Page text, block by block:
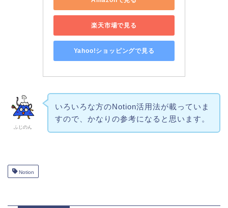
楽天市場で見る
Yahoo!ショッピングで見る
ふじのん
いろいろな方のNotion活用法が載っていま
すので、かなりの参考になると思います。
Notion